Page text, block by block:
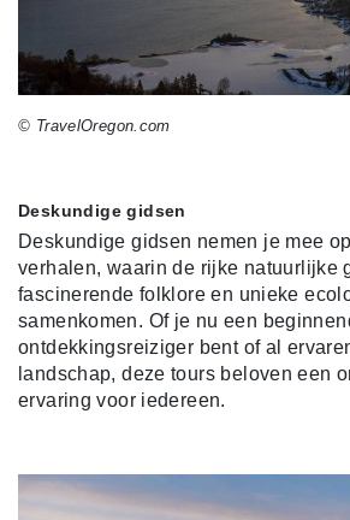
© TravelOregon.com
Deskundige gidsen
Deskundige gidsen nemen je mee
verhalen, waarin de rijke natuurlijke
fascinerende folklore en unieke
samenkomen. Of je nu een
ontdekkingsreiziger bent of al
landschap, deze tours beloven een
ervaring voor iedereen.